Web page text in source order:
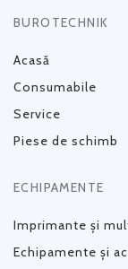
BUROTECHNIK
Acasă
Consumabile
Service
Piese de schimb
ECHIPAMENTE
Imprimante și
Echipamente și